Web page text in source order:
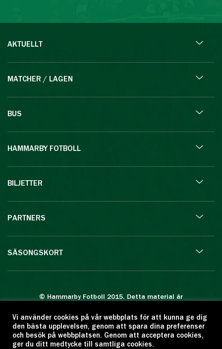
AKTUELLT
MATCHER / LAGEN
BUS
HAMMARBY FOTBOLL
BILJETTER
PARTNERS
SÄSONGSKORT
© Hammarby Fotboll 2015. Detta material är
Eftertryck eller annan kopiering är förbjuden.
Citera oss gärna men ange källan:
www.hammarbyfotboll.se. Ansvarig utgivare:
Vi använder cookies på vår webbplats för att kunna ge dig
den bästa upplevelsen, genom att spara dina preferenser
och besök på webbplatsen. Genom att acceptera cookies,
ger du ditt medtycke till samtliga cookies.